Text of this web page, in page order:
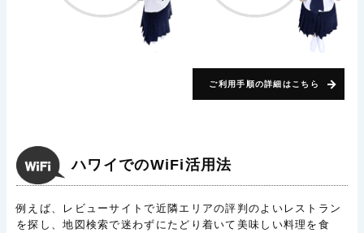
ご利用手順の詳細はこちら
ハワイでのWiFi活用法
例えば、レビューサイトで近隣エリアの評判のよいレストラン
を探し、地図検索で迷わずにたどり着いて美味しい料理を食